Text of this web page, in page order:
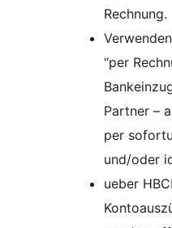
Rechnung.
“per
Partner –
per
und/oder
ueber